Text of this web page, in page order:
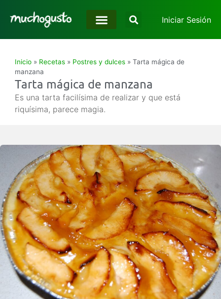
Iniciar Sesión
Inicio » Recetas » Postres y dulces » Tarta mágica de
manzana
Tarta mágica de manzana
Es una tarta facilísima de realizar y que está
riquísima, parece magia.